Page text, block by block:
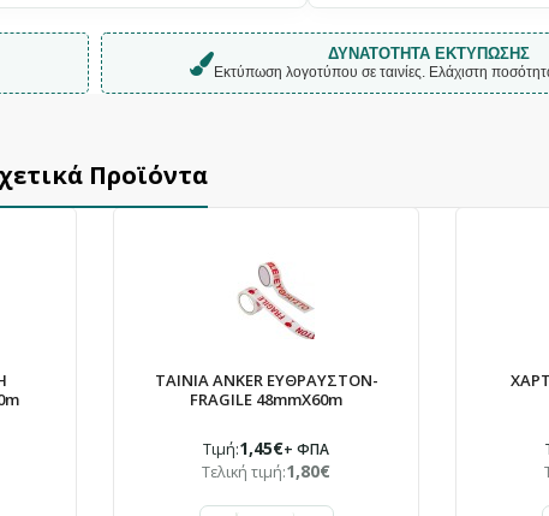
μας θα
10/08 – 23/08
που θα καταχωρηθούν στο
θα εξυπηρετηθούν με σειρά
ΔΥΝΑΤΌΤΗΤΑ ΕΚΤΎΠΩΣΗΣ
Εκτύπωση λογοτύπου σε ταινίες. Ελάχιστη
Προϊόντα
ΤΑΙΝΙΑ ANKER ΕΥΘΡΑΥΣΤΟΝ-
FRAGILE 48mmX60m
Τιμή:1,45€+ ΦΠΑ
Τελική τιμή:1,80€